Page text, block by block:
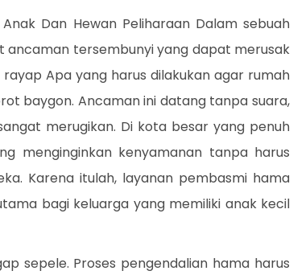
Dan Hewan Peliharaan Dalam sebuah
ancaman tersembunyi yang dapat merusak
Apa yang harus dilakukan agar rumah
baygon. Ancaman ini datang tanpa suara,
merugikan. Di kota besar yang penuh
menginginkan kenyamanan tanpa harus
Karena itulah, layanan pembasmi hama
bagi keluarga yang memiliki anak kecil
sepele. Proses pengendalian hama harus